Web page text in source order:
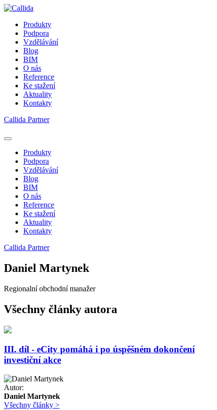
Produkty
Podpora
Vzdělávání
Blog
BIM
O nás
Reference
Ke stažení
Aktuality
Kontakty
Callida Partner
Produkty
Podpora
Vzdělávání
Blog
BIM
O nás
Reference
Ke stažení
Aktuality
Kontakty
Callida Partner
Daniel Martynek
Regionalní obchodní manažer
Všechny články autora
III. díl - eCity pomáhá i po úspěšném dokončení
investiční akce
Autor:
Daniel Martynek
Všechny články >